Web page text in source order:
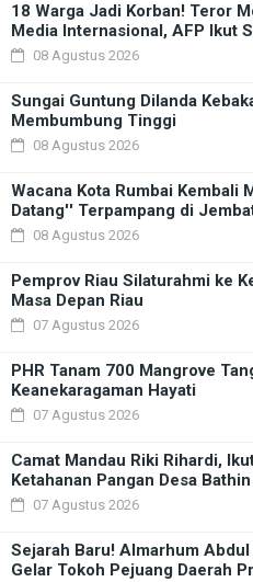
18 Warga Jadi Korban! Teror
Media Internasional, AFP Ikut
08 Agustus 2026
Sungai Guntung Dilanda
Membumbung Tinggi
08 Agustus 2026
Wacana Kota Rumbai Kembali
Datang'' Terpampang di
08 Agustus 2026
Pemprov Riau Silaturahmi ke
Masa Depan Riau
07 Agustus 2026
PHR Tanam 700 Mangrove
Keanekaragaman Hayati
07 Agustus 2026
Camat Mandau Riki Rihardi,
Ketahanan Pangan Desa
07 Agustus 2026
Sejarah Baru! Almarhum
Gelar Tokoh Pejuang Daerah